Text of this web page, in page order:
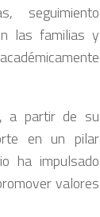
seguimiento
las familias y
a partir de su
en un pilar
ha impulsado
valores